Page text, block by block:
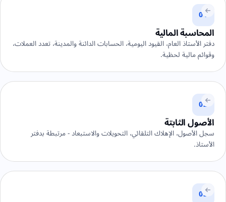
01
المحاسبة المالية
دفتر الأستاذ العام، القيود اليومية، الحسابات الدائنة والمدينة، تعدد العملات،
وقوائم مالية لحظية.
02
الأصول الثابتة
سجل الأصول، الإهلاك التلقائي، التحويلات والاستبعاد - مرتبطة بدفتر
الأستاذ.
03